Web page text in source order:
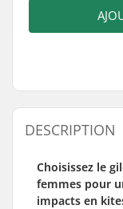
DESCRIPTION
Choisissez le
femmes pour
impacts en